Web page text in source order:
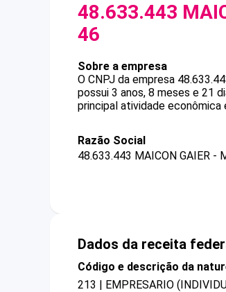
48.633.443
46
Sobre a empresa
O CNPJ da empresa
possui 3 anos, 8 meses e 21
principal atividade econômica
Razão Social
48.633.443 MAICON GAIER -
Dados da receita
Código e descrição da
213 | EMPRESARIO